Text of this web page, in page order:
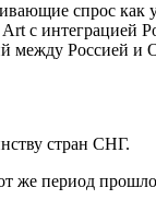
спрос как
с интеграцией
между Россией и
стран СНГ.
же период